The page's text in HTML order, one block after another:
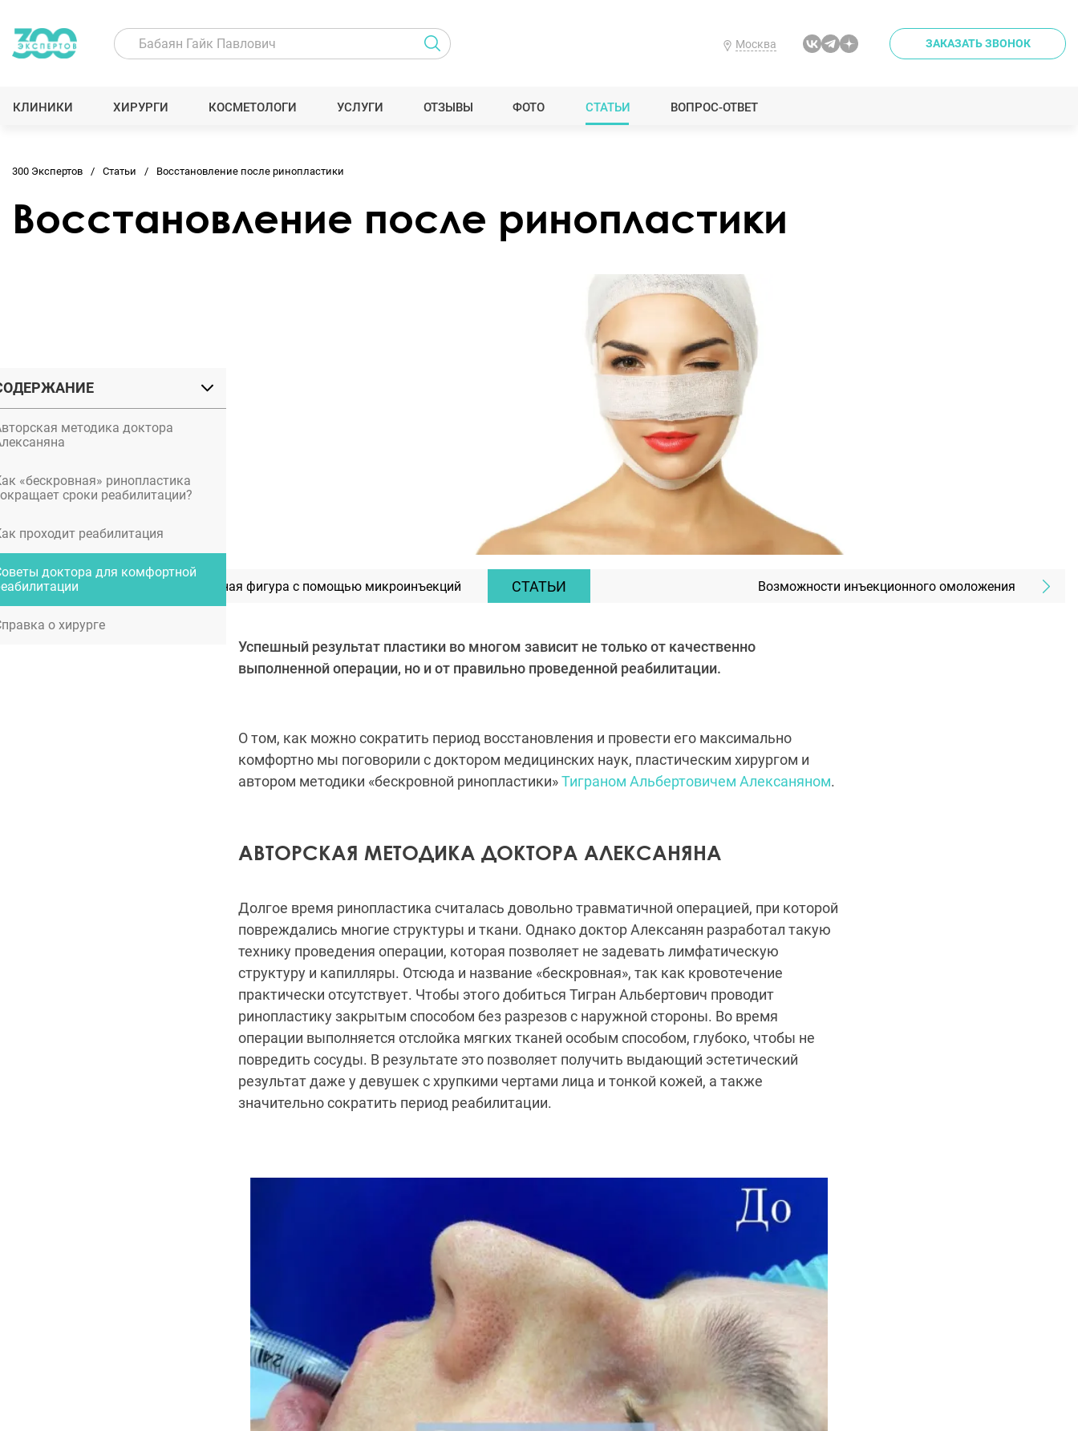
Москва ЗАКАЗАТЬ ЗВОНОК
КЛИНИКИ ХИРУРГИ КОСМЕТОЛОГИ УСЛУГИ ОТЗЫВЫ ФОТО СТАТЬИ ВОПРОС-ОТВЕТ
методика доктора
«бескровная» ринопластика
сроки реабилитации?
проходит реабилитация
доктора для комфортной
о хирурге
300 Экспертов Статьи Восстановление после ринопластики
Восстановление после ринопластики
Мезотерапия тела: идеальная фигура с помощью микроинъекций СТАТЬИ Возможности инъекционного омоложения
Успешный результат пластики во многом зависит не только от качественно
выполненной операции, но и от правильно проведенной реабилитации.
О том, как можно сократить период восстановления и провести его максимально
комфортно мы поговорили с доктором медицинских наук, пластическим хирургом и
автором методики «бескровной ринопластики»Тиграном Альбертовичем Алексаняном.
АВТОРСКАЯ МЕТОДИКА ДОКТОРА АЛЕКСАНЯНА
Долгое время ринопластика считалась довольно травматичной операцией, при которой
повреждались многие структуры и ткани. Однако доктор Алексанян разработал такую
технику проведения операции, которая позволяет не задевать лимфатическую
структуру и капилляры. Отсюда и название «бескровная», так как кровотечение
практически отсутствует. Чтобы этого добиться Тигран Альбертович проводит
ринопластику закрытым способом без разрезов с наружной стороны. Во время
операции выполняется отслойка мягких тканей особым способом, глубоко, чтобы не
повредить сосуды. В результате это позволяет получить выдающий эстетический
результат даже у девушек с хрупкими чертами лица и тонкой кожей, а также
значительно сократить период реабилитации.